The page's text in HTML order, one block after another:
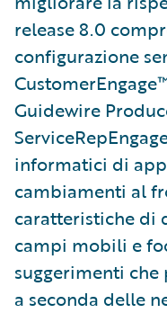
release 8.0
configurazione
Guidewire
informatici di
cambiamenti al
caratteristiche di
campi mobili e
suggerimenti che
a seconda delle